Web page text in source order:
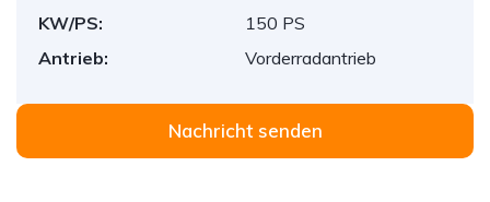
KW/PS:
150 PS
Antrieb:
Vorderradantrieb
Nachricht senden